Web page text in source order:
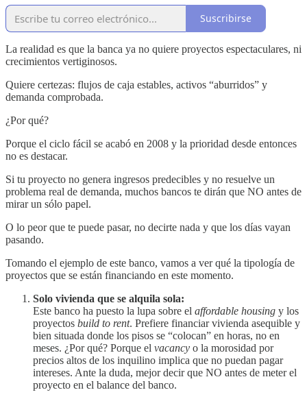
Suscribirse
La realidad es que la banca ya no quiere proyectos espectaculares, ni
crecimientos vertiginosos.
Quiere certezas: flujos de caja estables, activos “aburridos” y
demanda comprobada.
¿Por qué?
Porque el ciclo fácil se acabó en 2008 y la prioridad desde entonces
no es destacar.
Si tu proyecto no genera ingresos predecibles y no resuelve un
problema real de demanda, muchos bancos te dirán que NO antes de
mirar un sólo papel.
O lo peor que te puede pasar, no decirte nada y que los días vayan
pasando.
Tomando el ejemplo de este banco, vamos a ver qué la tipología de
proyectos que se están financiando en este momento.
Solo vivienda que se alquila sola:
Este banco ha puesto la lupa sobre el affordable housing y los
proyectos build to rent. Prefiere financiar vivienda asequible y
bien situada donde los pisos se “colocan” en horas, no en
meses. ¿Por qué? Porque el vacancy o la morosidad por
precios altos de los inquilino implica que no puedan pagar
intereses. Ante la duda, mejor decir que NO antes de meter el
proyecto en el balance del banco.